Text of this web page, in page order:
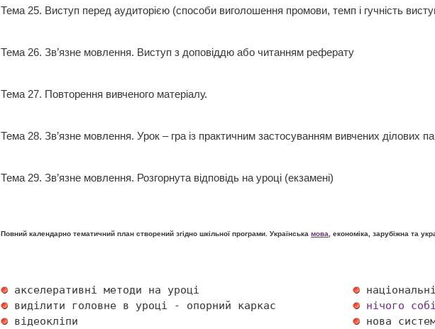
Тема 25. Виступ перед аудиторією (способи виголошення промови, темп і гучність
Тема 26. Зв’язне мовлення. Виступ з доповіддю або читанням реферату
Тема 27. Повторення вивченого матеріалу.
Тема 28. Зв’язне мовлення. Урок – гра із практичним застосуванням вивчених ділових
Тема 29. Зв’язне мовлення. Розгорнута відповідь на уроці (екзамені)
Повний календарно тематичний план створений згідно шкільної програми. Українська мова, економіка, зарубіжна та
акселеративні методи на уроці
виділити головне в уроці - опорний каркас
нічого
відеокліпи